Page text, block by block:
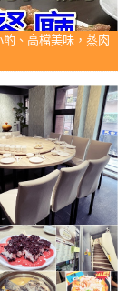
、高檔美味，蒸肉